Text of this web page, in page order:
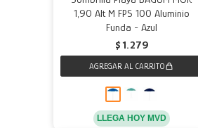
1,90 Alt M FPS 100 Aluminio
Funda - Azul
$ 1.279
LLEGA HOY MVD